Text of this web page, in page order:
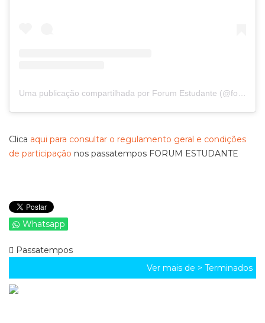
Uma publicação compartilhada por Forum Estudante (@forumestudante)
Clica aqui para consultar o regulamento geral e condições
de participação nos passatempos FORUM ESTUDANTE
Whatsapp
Passatempos
Ver mais de > Terminados